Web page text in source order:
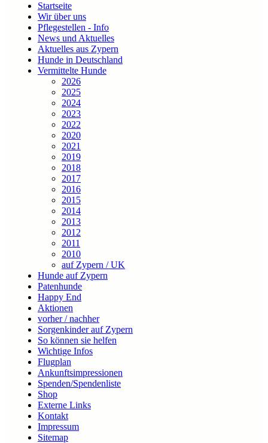
Startseite
Wir über uns
Pflegestellen - Info
News und Aktuelles
Aktuelles aus Zypern
Hunde in Deutschland
Vermittelte Hunde
2026
2025
2024
2023
2022
2020
2021
2019
2018
2017
2016
2015
2014
2013
2012
2011
2010
auf Zypern / UK
Hunde auf Zypern
Patenhunde
Happy End
Aktionen
vorher / nachher
Sorgenkinder auf Zypern
So können sie helfen
Wichtige Infos
Flugplan
Ankunftsimpressionen
Spenden/Spendenliste
Shop
Externe Links
Kontakt
Impressum
Sitemap